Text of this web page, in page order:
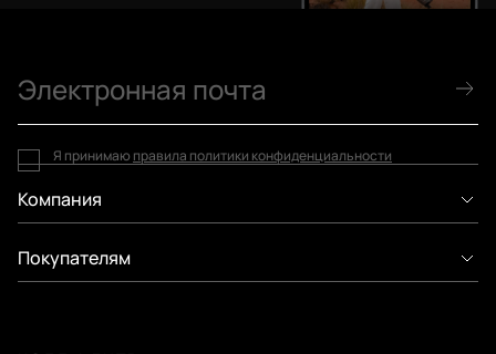
Компания
Покупателям
Я принимаю правила политики конфиденциальности